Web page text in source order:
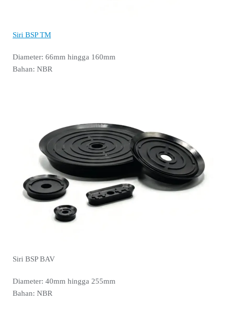
Siri BSP TM
Diameter: 66mm hingga 160mm
Bahan: NBR
Siri BSP BAV
Diameter: 40mm hingga 255mm
Bahan: NBR